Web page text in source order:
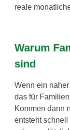
reale
Warum
sind
Wenn ein
das für
Kommen dann
entsteht